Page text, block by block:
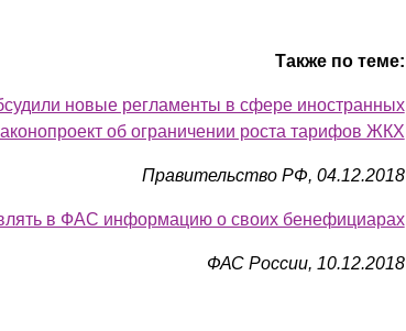
Также по теме:
новые регламенты в сфере иностранных
об ограничении роста тарифов ЖКХ
Правительство РФ, 04.12.2018
в ФАС информацию о своих бенефициарах
ФАС России, 10.12.2018